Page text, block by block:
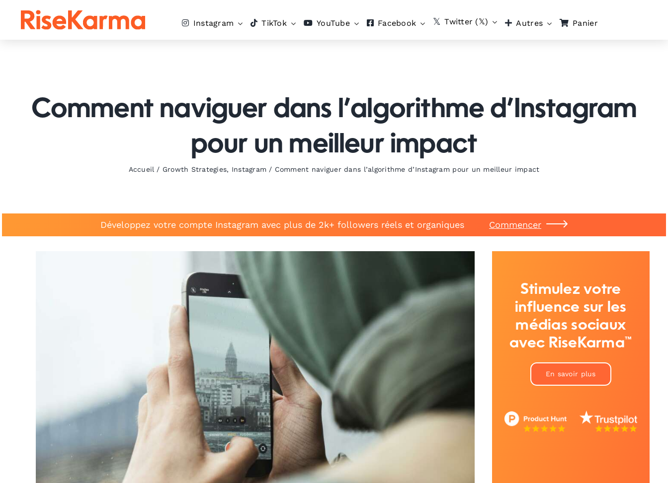
Instagram TikTok YouTube Facebook Twitter (𝕏) Autres Panier
Comment naviguer dans l’algorithme d’Instagram
pour un meilleur impact
Accueil / Growth Strategies, Instagram / Comment naviguer dans l’algorithme d’Instagram pour un meilleur impact
Développez votre compte Instagram avec plus de 2k+ followers réels et organiques Commencer
Stimulez votre
influence sur les
médias sociaux
avec RiseKarma™
En savoir plus